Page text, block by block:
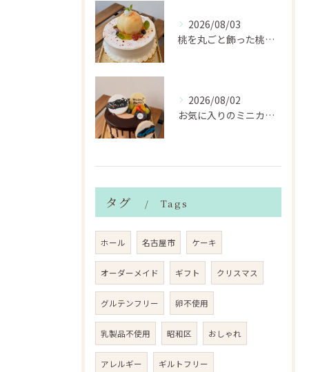
2026/08/03
桃を丸ごと飾った桃のホールケーキ（サンドも桃）
2026/08/02
お気に入りのミニカーのアイシングクッキーを飾ったデコレーショ...
タグ Tags
ホール 名古屋市 ケーキ
オーダーメイド ギフト クリスマス
グルテンフリー 卵不使用
乳製品不使用 昭和区 おしゃれ
アレルギー ギルトフリー